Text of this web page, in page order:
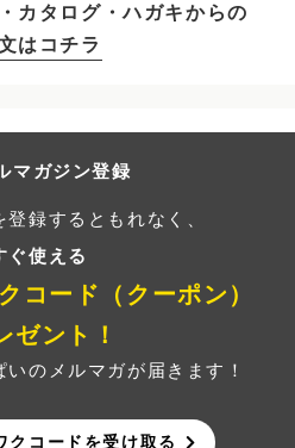
カタログ・ハガキからの
はコチラ
マガジン登録
登録するともれなく、
ぐ使える
コード（クーポン）
ゼント！
のメルマガが届きます！
クコードを受け取る